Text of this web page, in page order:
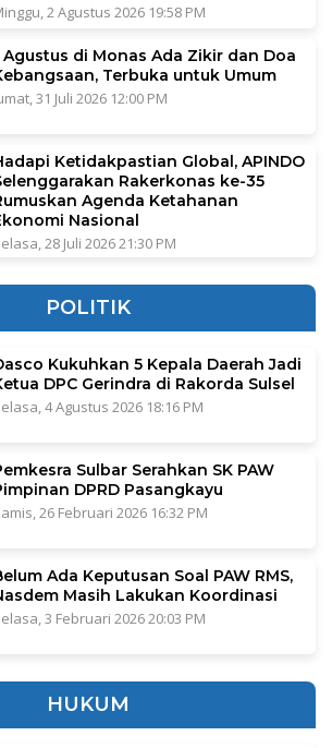
2 Agustus 2026 19:58 PM
Agustus di Monas Ada Zikir dan Doa
Terbuka untuk Umum
31 Juli 2026 12:00 PM
Ketidakpastian Global, APINDO
Rakerkonas ke-35
Agenda Ketahanan
Nasional
28 Juli 2026 21:30 PM
POLITIK
Kukuhkan 5 Kepala Daerah Jadi
DPC Gerindra di Rakorda Sulsel
4 Agustus 2026 18:16 PM
Sulbar Serahkan SK PAW
DPRD Pasangkayu
26 Februari 2026 16:32 PM
Ada Keputusan Soal PAW RMS,
Masih Lakukan Koordinasi
3 Februari 2026 20:03 PM
HUKUM